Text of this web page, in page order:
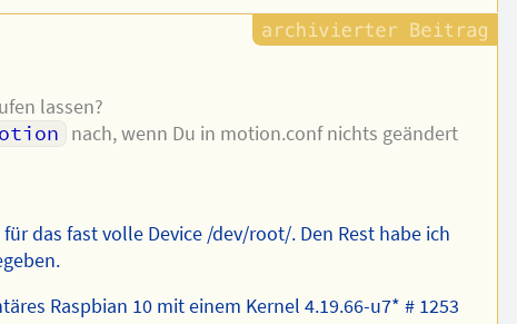
lassen?
nach, wenn Du in motion.conf nichts geändert
das fast volle Device /dev/root/. Den Rest habe ich
Raspbian 10 mit einem Kernel 4.19.66-u7* # 1253